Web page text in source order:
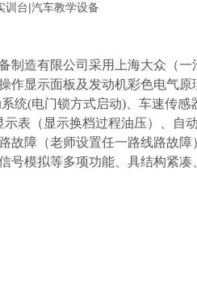
训台|汽车教学设备
制造有限公司采用上海大众（一
显示面板及发动机彩色电气原
统(电门锁方式启动)、车速传感
表（显示换档过程油压）、自
故障（老师设置任一路线路故障
号模拟等多项功能、具结构紧凑